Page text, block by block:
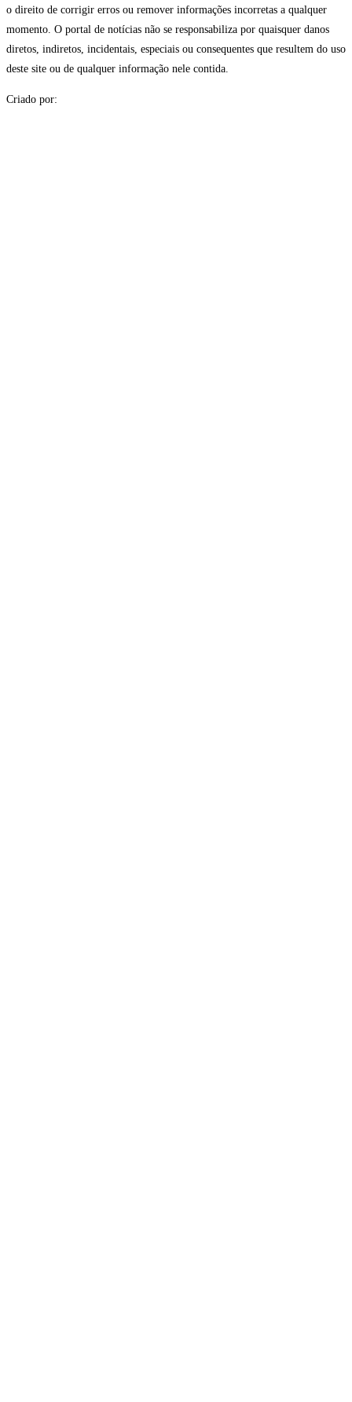
o direito de corrigir erros ou remover informações incorretas a qualquer
momento. O portal de notícias não se responsabiliza por quaisquer danos
diretos, indiretos, incidentais, especiais ou consequentes que resultem do uso
deste site ou de qualquer informação nele contida.
Criado por: